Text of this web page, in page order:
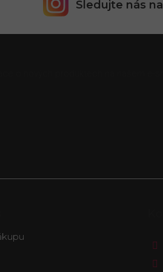
Sledujte nás na